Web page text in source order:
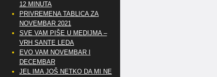
12 MINUTA
PRIVREMENA TABLICA ZA
NOVEMBAR 2021
SVE VAM PIŠE U MEDIJMA –
VRH SANTE LEDA
EVO VAM NOVEMBAR I
DECEMBAR
JEL IMA JOŠ NETKO DA MI NE